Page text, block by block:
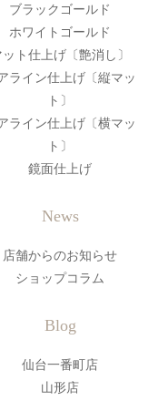
ブラックゴールド
ホワイトゴールド
ット仕上げ〔艶消し〕
ライン仕上げ〔縦マッ
ト〕
ライン仕上げ〔横マッ
ト〕
鏡面仕上げ
News
店舗からのお知らせ
ショップコラム
Blog
仙台一番町店
山形店